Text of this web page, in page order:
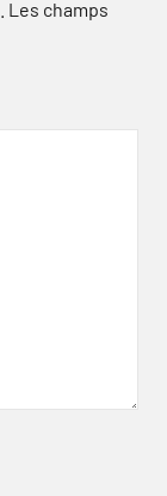
Les champs